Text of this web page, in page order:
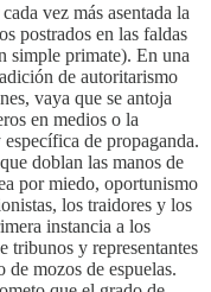
vez más asentada la
postrados en las faldas
simple primate). En una
de autoritarismo
vaya que se antoja
en medios o la
de propaganda.
doblan las manos de
por miedo, oportunismo
los traidores y los
instancia a los
tribunos y representantes
mozos de espuelas.